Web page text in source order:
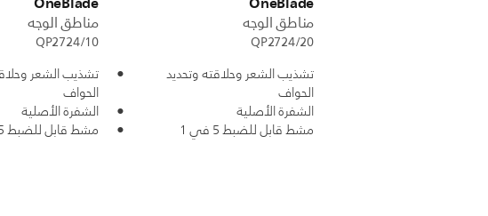
مناطق الوجه
QP2724/20
تشذيب الشعر وحلاقته وتحديد
الحواف
الشفرة الأصلية
مشط قابل للضبط 5 في 1
مناطق الوجه
QP2724/10
تشذيب الشعر
الحواف
الشفرة الأصلية
مشط قابل للضبط 5 في 1